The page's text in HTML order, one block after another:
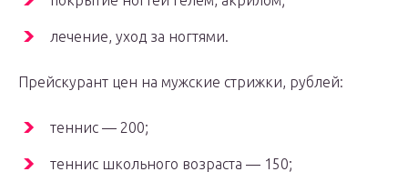
лечение, уход за ногтями.
Прейскурант цен на мужские стрижки, рублей:
теннис — 200;
теннис школьного возраста — 150;